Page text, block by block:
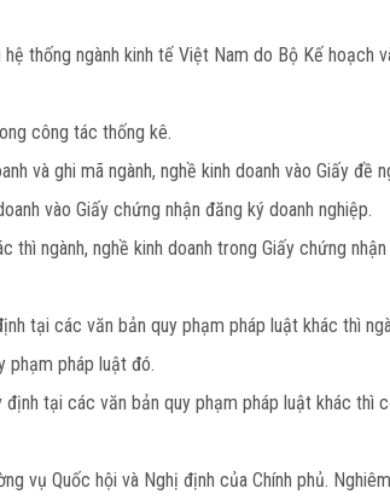
thống ngành kinh tế Việt Nam do Bộ Kế hoạch
công tác thống kê.
và ghi mã ngành, nghề kinh doanh vào Giấy đề
vào Giấy chứng nhận đăng ký doanh nghiệp.
ngành, nghề kinh doanh trong Giấy chứng
tại các văn bản quy phạm pháp luật khác thì
phạm pháp luật đó.
tại các văn bản quy phạm pháp luật khác thì
vụ Quốc hội và Nghị định của Chính phủ.